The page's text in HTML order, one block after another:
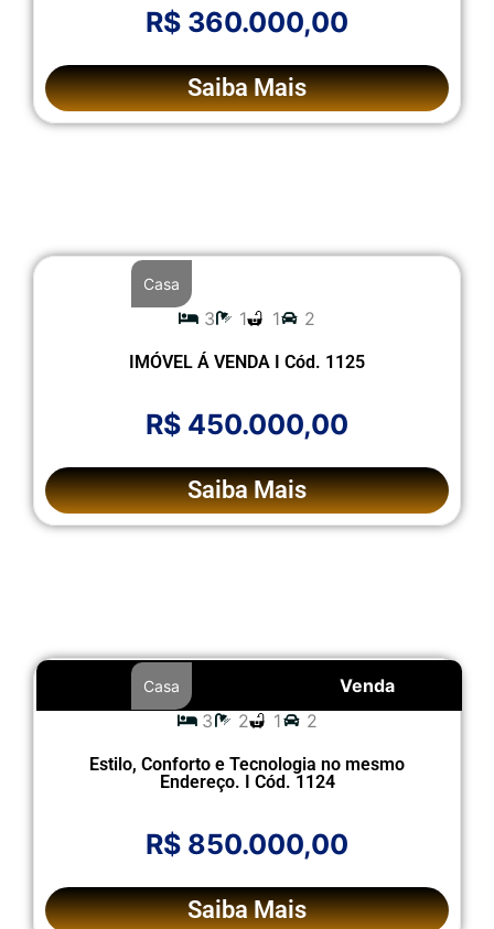
R$ 360.000,00
Saiba Mais
Casa
3 1 1 2
IMÓVEL Á VENDA I Cód. 1125
R$ 450.000,00
Saiba Mais
Venda
Casa
3 2 1 2
Estilo, Conforto e Tecnologia no mesmo
Endereço. I Cód. 1124
R$ 850.000,00
Saiba Mais